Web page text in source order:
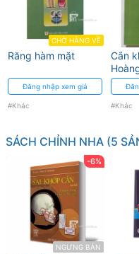
sàngCHỜ HÀNG VỀ
Răng hàm mặt
Đăng nhập xem giá
#Khác
Cắn
#Khác
SÁCH CHỈNH NHA (5
-6%
NGƯNG BÁN